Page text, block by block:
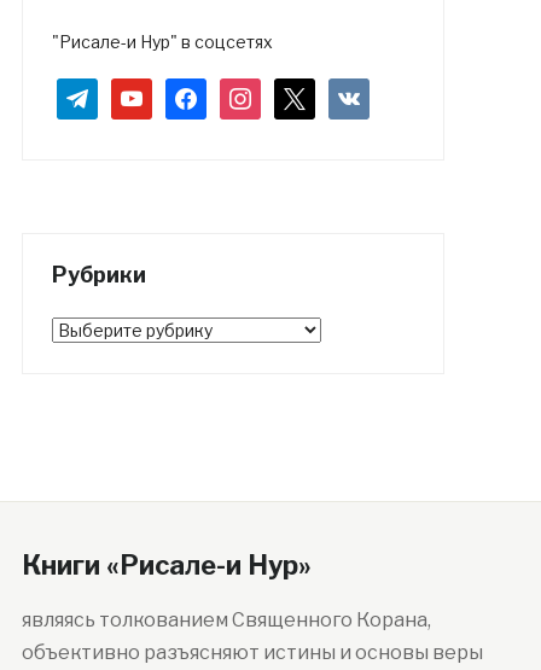
"Рисале-и Нур" в соцсетях
telegramyoutubefacebookinstagram vkontakte
Рубрики
Рубрики
Книги «Рисале-и Нур»
являясь толкованием Священного Корана,
объективно разъясняют истины и основы веры